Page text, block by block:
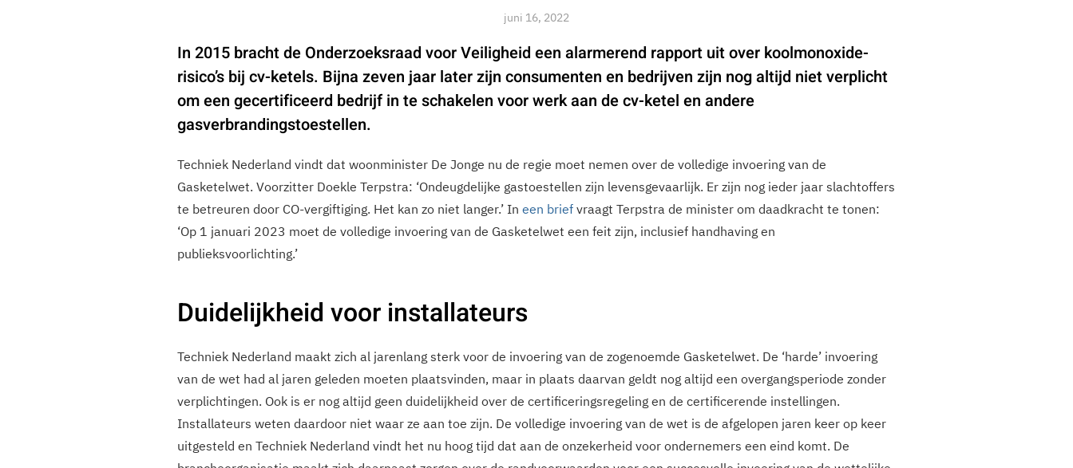
juni 16, 2022
In 2015 bracht de Onderzoeksraad voor Veiligheid een alarmerend rapport uit over koolmonoxide-
risico’s bij cv-ketels. Bijna zeven jaar later zijn consumenten en bedrijven zijn nog altijd niet verplicht
om een gecertificeerd bedrijf in te schakelen voor werk aan de cv-ketel en andere
gasverbrandingstoestellen.
Techniek Nederland vindt dat woonminister De Jonge nu de regie moet nemen over de volledige invoering van de
Gasketelwet. Voorzitter Doekle Terpstra: ‘Ondeugdelijke gastoestellen zijn levensgevaarlijk. Er zijn nog ieder jaar slachtoffers
te betreuren door CO-vergiftiging. Het kan zo niet langer.’ In een brief vraagt Terpstra de minister om daadkracht te tonen:
‘Op 1 januari 2023 moet de volledige invoering van de Gasketelwet een feit zijn, inclusief handhaving en
publieksvoorlichting.’
Duidelijkheid voor installateurs
Techniek Nederland maakt zich al jarenlang sterk voor de invoering van de zogenoemde Gasketelwet. De ‘harde’ invoering
van de wet had al jaren geleden moeten plaatsvinden, maar in plaats daarvan geldt nog altijd een overgangsperiode zonder
verplichtingen. Ook is er nog altijd geen duidelijkheid over de certificeringsregeling en de certificerende instellingen.
Installateurs weten daardoor niet waar ze aan toe zijn. De volledige invoering van de wet is de afgelopen jaren keer op keer
uitgesteld en Techniek Nederland vindt het nu hoog tijd dat aan de onzekerheid voor ondernemers een eind komt. De